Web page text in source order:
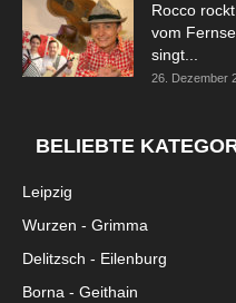
Rocco
vom
singt...
26. Dezember
BELIEBTE
Leipzig
Wurzen - Grimma
Delitzsch - Eilenburg
Borna - Geithain